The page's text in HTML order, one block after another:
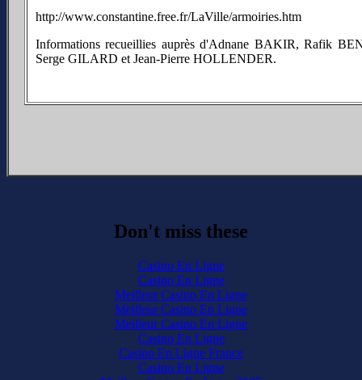
http://www.constantine.free.fr/LaVille/armoiries.htm
Informations recueillies auprès d'Adnane BAKIR, Rafik
Serge GILARD et Jean-Pierre HOLLENDER.
Don't miss these
Casino En Ligne
Casino En Ligne
Meilleur Casino En Ligne
Meilleur Casino En Ligne
Meilleur Casino En Ligne
Casino En Ligne
Casino En Ligne France
Casino En Ligne